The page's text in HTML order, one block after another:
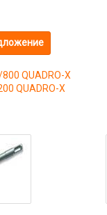
QUADRO-X
QUADRO-X